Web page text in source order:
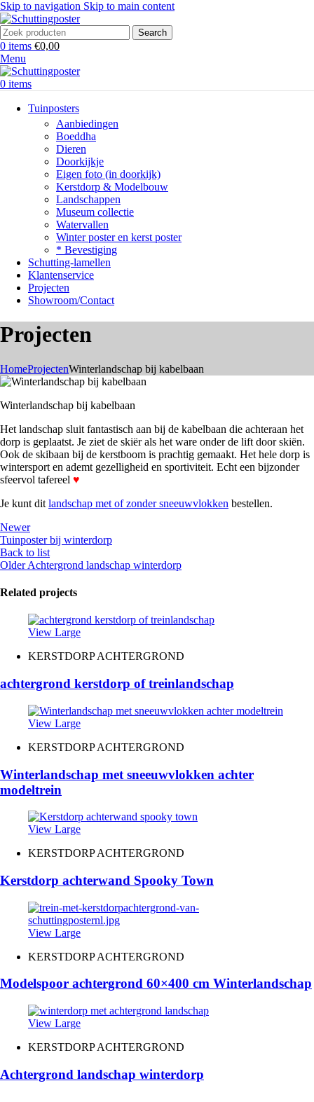
Skip to navigation Skip to main content
Search
0 items €0,00
Menu
0 items
Tuinposters
Aanbiedingen
Boeddha
Dieren
Doorkijkje
Eigen foto (in doorkijk)
Kerstdorp & Modelbouw
Landschappen
Museum collectie
Watervallen
Winter poster en kerst poster
* Bevestiging
Schutting-lamellen
Klantenservice
Projecten
Showroom/Contact
Projecten
HomeProjectenWinterlandschap bij kabelbaan
Winterlandschap bij kabelbaan
Het landschap sluit fantastisch aan bij de kabelbaan die achteraan het
dorp is geplaatst. Je ziet de skiër als het ware onder de lift door skiën.
Ook de skibaan bij de kerstboom is prachtig gemaakt. Het hele dorp is
wintersport en ademt gezelligheid en sportiviteit. Echt een bijzonder
sfeervol tafereel ♥
Je kunt dit landschap met of zonder sneeuwvlokken bestellen.
Newer
Tuinposter bij winterdorp
Back to list
Older Achtergrond landschap winterdorp
Related projects
View Large
KERSTDORP ACHTERGROND
achtergrond kerstdorp of treinlandschap
View Large
KERSTDORP ACHTERGROND
Winterlandschap met sneeuwvlokken achter
modeltrein
View Large
KERSTDORP ACHTERGROND
Kerstdorp achterwand Spooky Town
View Large
KERSTDORP ACHTERGROND
Modelspoor achtergrond 60×400 cm Winterlandschap
View Large
KERSTDORP ACHTERGROND
Achtergrond landschap winterdorp